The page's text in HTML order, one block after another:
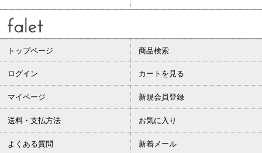
トップページ 商品検索
ログイン カートを見る
マイページ 新規会員登録
送料・支払方法 お気に入り
よくある質問 新着メール